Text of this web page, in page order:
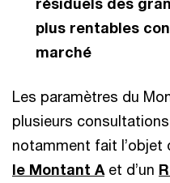
plus rentables
marché
Les paramètres du
plusieurs
notamment fait l’objet
le Montant A et d’un